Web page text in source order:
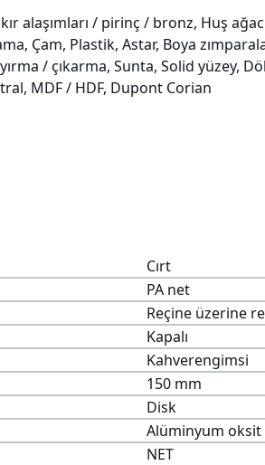
alaşımları / pirinç / bronz, Huş
Çam, Plastik, Astar, Boya
/ çıkarma, Sunta, Solid yüzey,
MDF / HDF, Dupont Corian
Cırt
PA net
Reçine üzerine
Kapalı
Kahverengimsi
150 mm
Disk
Alüminyum oksit
NET